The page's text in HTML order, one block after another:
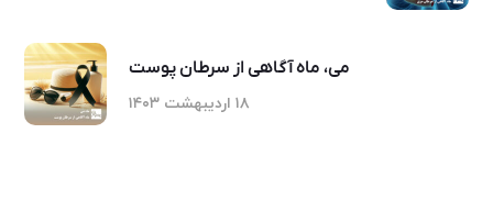
می، ماه آگاهی از سرطان پوست
۱۸ اردیبهشت ۱۴۰۳